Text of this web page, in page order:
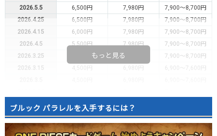
2026.5.5
6,500円 7,980円
7,900～8,700円
2026.4.25
6,500円 7,980円
7,900～8,700円
2026.4.15
6,000円 7,980円
7,900～8,700円
2026.4.5
5,500円 7,980円
7,900～8,700円
2026.3.25
5,500円 7,980円
7,900～8,700円
2026.3.15
4,500円 6,980円
6,900～7,600円
2026.2.15
5,000円 7,480円
2026.2.5
5,000円 6,980円
6,900～7,600円
2026.1.25
6,000円 7,480円
7,400～8,200円
もっと見る
ブルック パラレルを入手するには？